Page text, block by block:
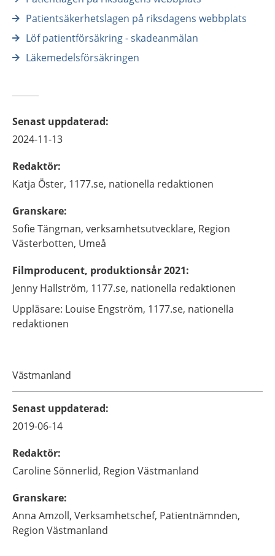
Patientsäkerhetslagen på riksdagens webbplats
Löf patientförsäkring - skadeanmälan
Läkemedelsförsäkringen
Senast uppdaterad:
2024-11-13
Redaktör:
Katja Öster, 1177.se, nationella redaktionen
Granskare:
SofieTängman, verksamhetsutvecklare, Region
Västerbotten, Umeå
Filmproducent, produktionsår 2021:
Jenny Hallström, 1177.se, nationella redaktionen
Uppläsare: Louise Engström, 1177.se, nationella
redaktionen
Västmanland
Senast uppdaterad:
2019-06-14
Redaktör:
CarolineSönnerlid, Region Västmanland
Granskare:
Anna Amzoll, Verksamhetschef, Patientnämnden,
Region Västmanland